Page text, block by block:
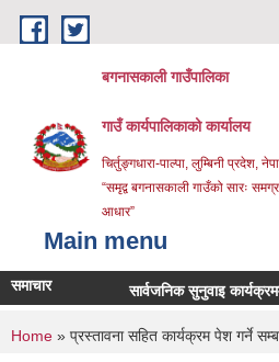
Skip to main content
बगनासकाली गाउँपालिका
गाउँ कार्यपालिकाको कार्यालय
चिर्तुङ्गधारा-पाल्पा, लुम्बिनी प्रदेश,
“समृद्व बगनासकाली गाउँको सारः
आधार”
Main menu
समाचार सार्वजनिक सुनुवाइ कार्यक्रममा
You are here
Home » प्रस्तावना सहित कार्यक्रम पेश गर्ने